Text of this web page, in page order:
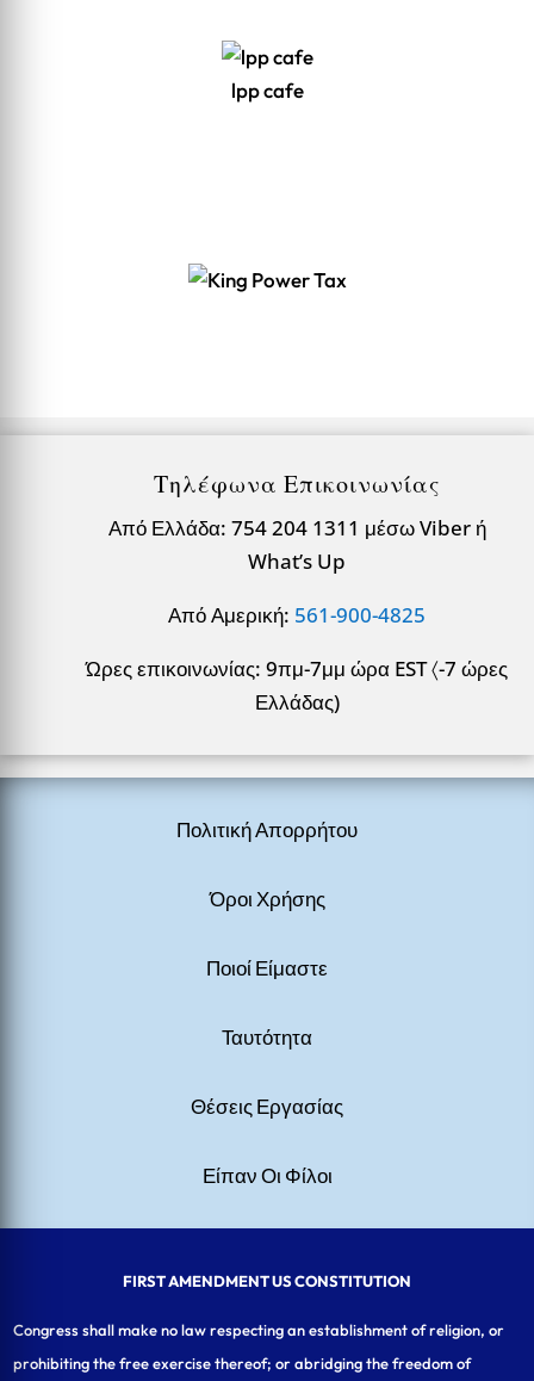
lpp cafe
Τηλέφωνα Επικοινωνίας
Από Ελλάδα: 754 204 1311 μέσω Viber ή
What’s Up
Από Αμερική: 561-900-4825
Ώρες επικοινωνίας: 9πμ-7μμ ώρα EST 〈-7 ώρες
Ελλάδας)
Πολιτική Απορρήτου
Όροι Χρήσης
Ποιοί Είμαστε
Ταυτότητα
Θέσεις Εργασίας
Είπαν Οι Φίλοι
FIRST AMENDMENT US CONSTITUTION
Congress shall make no law respecting an establishment of religion, or
prohibiting the free exercise thereof; or abridging the freedom of